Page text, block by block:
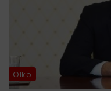
Ölkə